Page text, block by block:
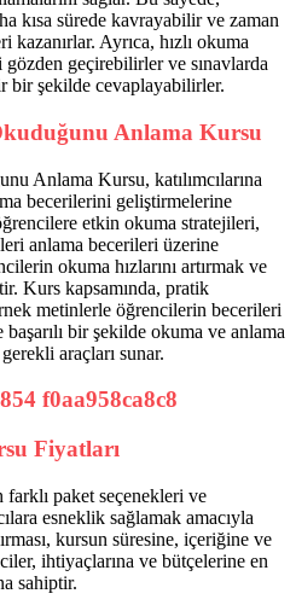
kısa sürede kavrayabilir ve zaman
Ayrıca, hızlı okuma
geçirebilirler ve sınavlarda
bir şekilde cevaplayabilirler.
Anlama Kursu
Anlama Kursu, katılımcılarına
becerilerini geliştirmelerine
etkin okuma stratejileri,
anlama becerileri üzerine
okuma hızlarını artırmak ve
Kurs kapsamında, pratik
metinlerle öğrencilerin becerileri
bir şekilde okuma ve anlama
araçları sunar.
Fiyatları
farklı paket seçenekleri ve
esneklik sağlamak amacıyla
kursun süresine, içeriğine ve
ihtiyaçlarına ve bütçelerine en
sahiptir.